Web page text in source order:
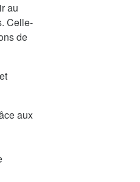
au
Celle-
de
aux